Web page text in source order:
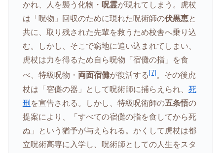
かれ、人を襲う化物・ 呪霊が現れてしまう。虎杖
は「呪物」回収のために現れた呪術師の伏黒恵と
共に、取り残された先輩を救うため校舎へ乗り込
む。しかし、そこで窮地に追い込まれてしまい、
虎杖は力を得るため自ら呪物「宿儺の指」を食
べ、特級呪物・ 両面宿儺が復活する [7] 。その後虎
杖は「宿儺の器」として呪術師に捕らえられ、 死
刑 を宣告される。しかし、特級呪術師の五条悟の
提案により、「すべての宿儺の指を食してから死
ぬ」という猶予が与えられる。かくして虎杖は都
立呪術高専に入学し、呪術師としての人生をスタ